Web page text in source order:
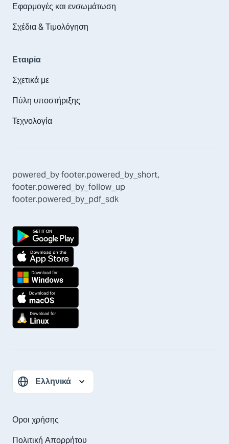
Εφαρμογές και ενσωμάτωση
Σχέδια & Τιμολόγηση
Εταιρία
Σχετικά με
Πύλη υποστήριξης
Τεχνολογία
powered_byfooter.powered_by_short,
footer.powered_by_follow_up
footer.powered_by_pdf_sdk
Οροι χρήσης
Πολιτική Απορρήτου